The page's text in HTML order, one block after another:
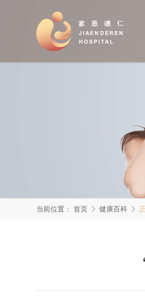
当前位置： 首页 健康百科